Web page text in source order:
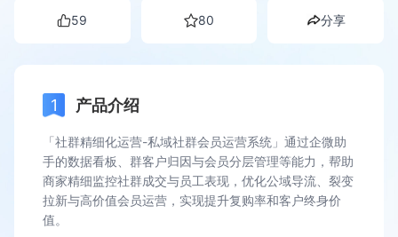
59 80 分享
产品介绍
「社群精细化运营-私域社群会员运营系统」通过企微助
手的数据看板、群客户归因与会员分层管理等能力，帮助
商家精细监控社群成交与员工表现，优化公域导流、裂变
拉新与高价值会员运营，实现提升复购率和客户终身价
值。